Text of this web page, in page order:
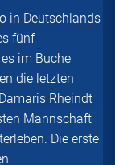
in Deutschlands
fünf
im Buche
die letzten
Rheindt
Mannschaft
Die erste